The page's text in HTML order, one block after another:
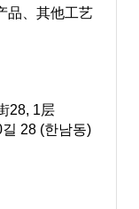
品、其他工艺
28, 1层
28 (한남동)